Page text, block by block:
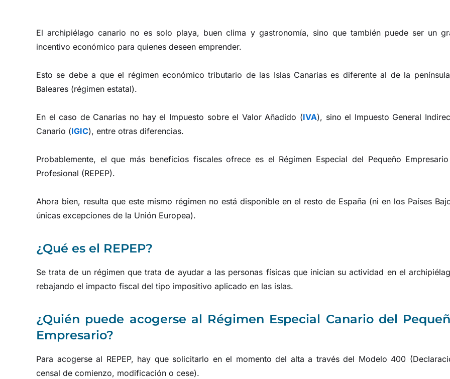
El archipiélago canario no es solo playa, buen clima y gastronomía, sino que también puede ser un
incentivo económico para quienes deseen emprender.
Esto se debe a que el régimen económico tributario de las Islas Canarias es diferente al de la
Baleares (régimen estatal).
En el caso de Canarias no hay el Impuesto sobre el Valor Añadido (IVA), sino el Impuesto General
Canario (IGIC), entre otras diferencias.
Probablemente, el que más beneficios fiscales ofrece es el Régimen Especial del Pequeño
Profesional (REPEP).
Ahora bien, resulta que este mismo régimen no está disponible en el resto de España (ni en los Países
únicas excepciones de la Unión Europea).
¿Qué es el REPEP?
Se trata de un régimen que trata de ayudar a las personas físicas que inician su actividad en el
rebajando el impacto fiscal del tipo impositivo aplicado en las islas.
​​¿Quién puede acogerse al Régimen Especial Canario del
Empresario?
Para acogerse al REPEP, hay que solicitarlo en el momento del alta a través del Modelo 400
censal de comienzo, modificación o cese).